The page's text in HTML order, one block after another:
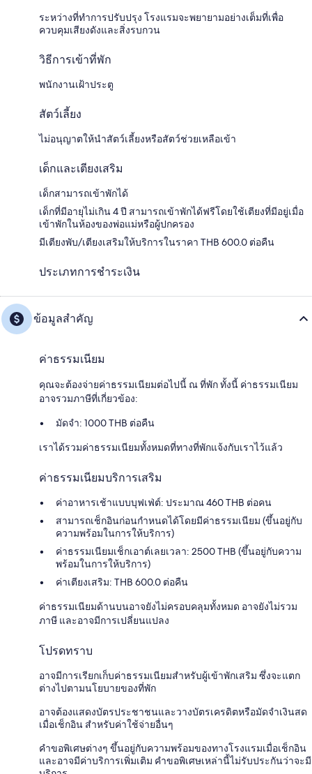
ระหว่างที่ทำการปรับปรุง โรงแรมจะพยายามอย่างเต็มที่เพื่อ
ควบคุมเสียงดังและสิ่งรบกวน
วิธีการเข้าที่พัก
พนักงานเฝ้าประตู
สัตว์เลี้ยง
ไม่อนุญาตให้นำสัตว์เลี้ยงหรือสัตว์ช่วยเหลือเข้า
เด็กและเตียงเสริม
เด็กสามารถเข้าพักได้
เด็กที่มีอายุไม่เกิน 4 ปี สามารถเข้าพักได้ฟรีโดยใช้เตียงที่มีอยู่เมื่อ
เข้าพักในห้องของพ่อแม่หรือผู้ปกครอง
มีเตียงพับ/เตียงเสริมให้บริการในราคา THB 600.0 ต่อคืน
ประเภทการชำระเงิน
ข้อมูลสำคัญ
ค่าธรรมเนียม
คุณจะต้องจ่ายค่าธรรมเนียมต่อไปนี้ ณ ที่พัก ทั้งนี้ ค่าธรรมเนียม
อาจรวมภาษีที่เกี่ยวข้อง:
มัดจำ: 1000 THB ต่อคืน
เราได้รวมค่าธรรมเนียมทั้งหมดที่ทางที่พักแจ้งกับเราไว้แล้ว
ค่าธรรมเนียมบริการเสริม
ค่าอาหารเช้าแบบบุฟเฟ่ต์: ประมาณ 460 THB ต่อคน
สามารถเช็กอินก่อนกำหนดได้โดยมีค่าธรรมเนียม (ขึ้นอยู่กับ
ความพร้อมในการให้บริการ)
ค่าธรรมเนียมเช็กเอาต์เลยเวลา: 2500 THB (ขึ้นอยู่กับความ
พร้อมในการให้บริการ)
ค่าเตียงเสริม: THB 600.0 ต่อคืน
ค่าธรรมเนียมด้านบนอาจยังไม่ครอบคลุมทั้งหมด อาจยังไม่รวม
ภาษี และอาจมีการเปลี่ยนแปลง
โปรดทราบ
อาจมีการเรียกเก็บค่าธรรมเนียมสำหรับผู้เข้าพักเสริม ซึ่งจะแตก
ต่างไปตามนโยบายของที่พัก
อาจต้องแสดงบัตรประชาชนและวางบัตรเครดิตหรือมัดจำเงินสด
เมื่อเช็กอิน สำหรับค่าใช้จ่ายอื่นๆ
คำขอพิเศษต่างๆ ขึ้นอยู่กับความพร้อมของทางโรงแรมเมื่อเช็กอิน
และอาจมีค่าบริการเพิ่มเติม คำขอพิเศษเหล่านี้ไม่รับประกันว่าจะมี